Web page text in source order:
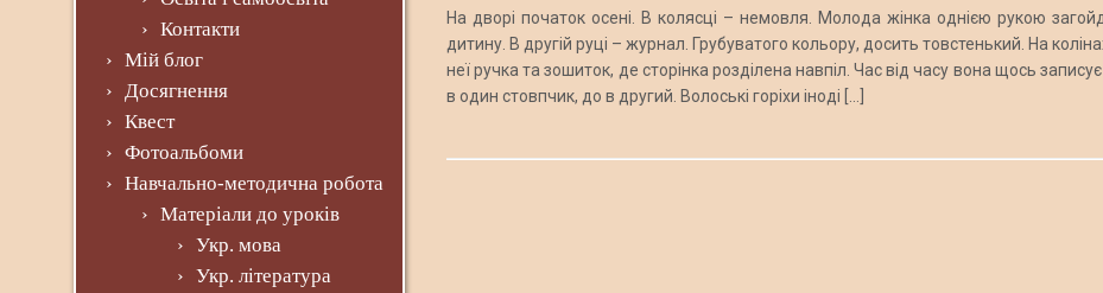
Контакти
Мій блог
Досягнення
Квест
Фотоальбоми
Навчально-методична робота
Матеріали до уроків
Укр. мова
Укр. література
На дворі початок осені. В колясці – немовля. Молода жінка однією рукою
дитину. В другій руці – журнал. Грубуватого кольору, досить товстенький. На
неї ручка та зошиток, де сторінка розділена навпіл. Час від часу вона щось
в один стовпчик, до в другий. Волоські горіхи іноді […]